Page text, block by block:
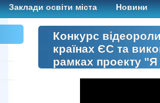
Заклади освіти міста Новини
Конкурс
країнах ЄС та
рамках проекту